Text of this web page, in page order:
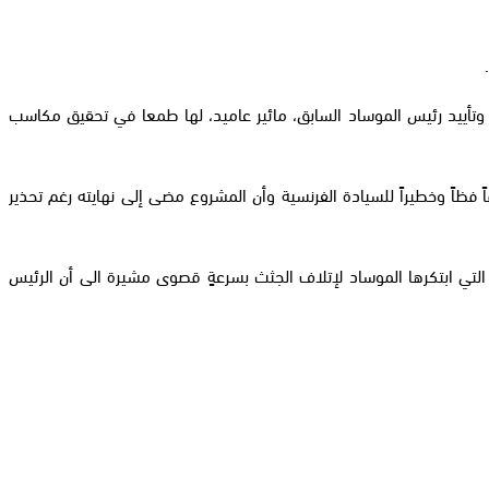
رئيس الموساد السابق، مائير عاميد، لها طمعا في تحقيق مكاسب
وخطيراً للسيادة الفرنسية وأن المشروع مضى إلى نهايته رغم تحذير
ابتكرها الموساد لإتلاف الجثث بسرعةٍ قصوى مشيرة الى أن الرئيس